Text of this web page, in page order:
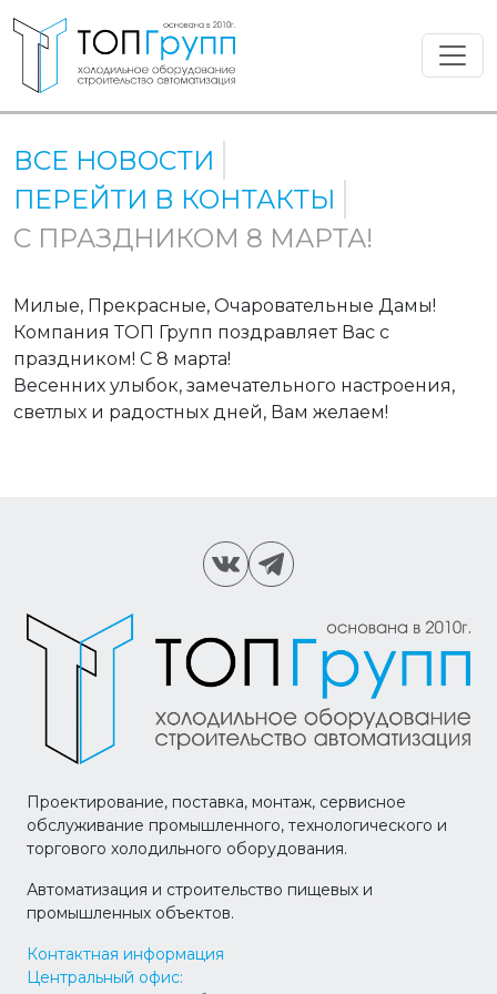
ВСЕ НОВОСТИ
ПЕРЕЙТИ В КОНТАКТЫ
С ПРАЗДНИКОМ 8 МАРТА!
Милые, Прекрасные, Очаровательные Дамы!
Компания ТОП Групп поздравляет Вас с
праздником! С 8 марта!
Весенних улыбок, замечательного настроения,
светлых и радостных дней, Вам желаем!
Проектирование, поставка, монтаж, сервисное
обслуживание промышленного, технологического и
торгового холодильного оборудования.
Автоматизация и строительство пищевых и
промышленных объектов.
Контактная информация
Центральный офис: